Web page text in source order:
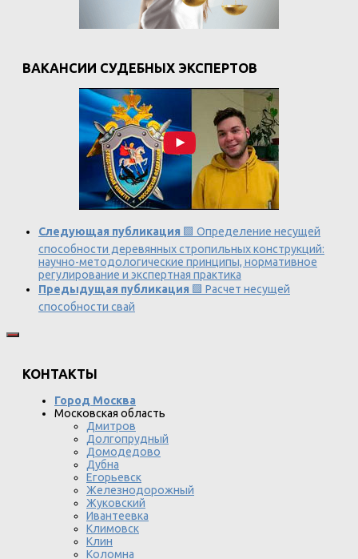
ВАКАНСИИ СУДЕБНЫХ ЭКСПЕРТОВ
Следующая публикация 🟩 Определение несущей
способности деревянных стропильных конструкций:
научно-методологические принципы, нормативное
регулирование и экспертная практика
Предыдущая публикация 🟩 Расчет несущей
способности свай
КОНТАКТЫ
Город Москва
Московская область
Дмитров
Долгопрудный
Домодедово
Дубна
Егорьевск
Железнодорожный
Жуковский
Ивантеевка
Климовск
Клин
Коломна